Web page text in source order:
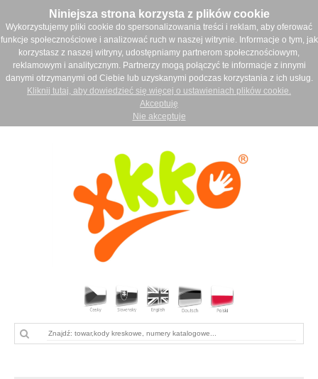
Niniejsza strona korzysta z plików cookie
Wykorzystujemy pliki cookie do spersonalizowania treści i reklam, aby oferować
funkcje społecznościowe i analizować ruch w naszej witrynie. Informacje o tym, jak
korzystasz z naszej witryny, udostępniamy partnerom społecznościowym,
reklamowym i analitycznym. Partnerzy mogą połączyć te informacje z innymi
danymi otrzymanymi od Ciebie lub uzyskanymi podczas korzystania z ich usług.
Kliknij tutaj, aby dowiedzieć się więcej o ustawieniach plików cookie.
Akceptuję
Nie akceptuje